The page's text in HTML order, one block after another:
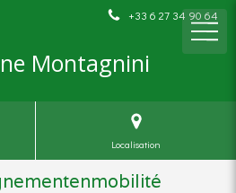
+33 6 27 34 90 64
Montagnini
Localisation